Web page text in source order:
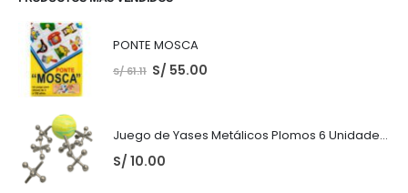
PONTE MOSCA
S/61.11 S/ 55.00
Juego de Yases Metálicos Plomos 6 Unidades + Pelota de Goma (En Bolsita Lista para Regalar)
S/ 10.00